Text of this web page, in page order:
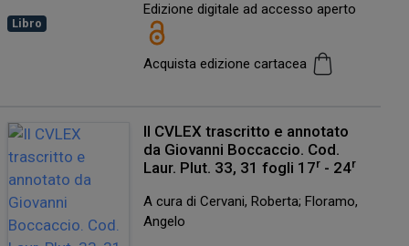
Libro
Edizione digitale ad accesso aperto
Acquista edizione cartacea
Il CVLEX trascritto e annotato
da Giovanni Boccaccio. Cod.
Laur. Plut. 33, 31 fogli 17r- 24r
A cura di Cervani, Roberta; Floramo,
Angelo